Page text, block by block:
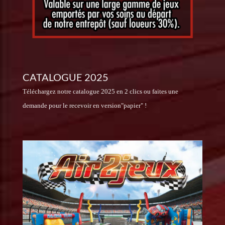
CATALOGUE 2025
Téléchargez notre catalogue 2025 en 2 clics ou faites une
demande pour le recevoir en version"papier" !